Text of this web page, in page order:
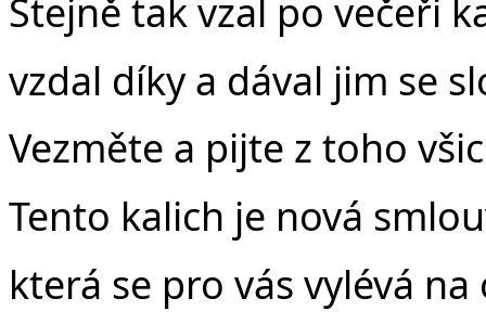
Stejně tak vzal po večeři
vzdal díky a dával jim se
Vezměte a pijte z toho
Tento kalich je nová
která se pro vás vylévá